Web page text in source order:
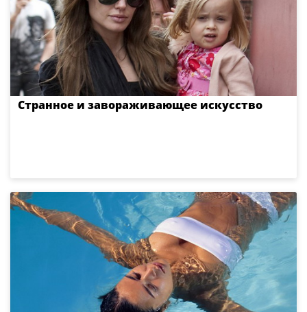
Странное и завораживающее искусство